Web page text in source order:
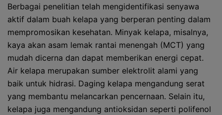
Berbagai penelitian telah mengidentifikasi senyawa
aktif dalam buah kelapa yang berperan penting dalam
mempromosikan kesehatan. Minyak kelapa, misalnya,
kaya akan asam lemak rantai menengah (MCT) yang
mudah dicerna dan dapat memberikan energi cepat.
Air kelapa merupakan sumber elektrolit alami yang
baik untuk hidrasi. Daging kelapa mengandung serat
yang membantu melancarkan pencernaan. Selain itu,
kelapa juga mengandung antioksidan seperti polifenol